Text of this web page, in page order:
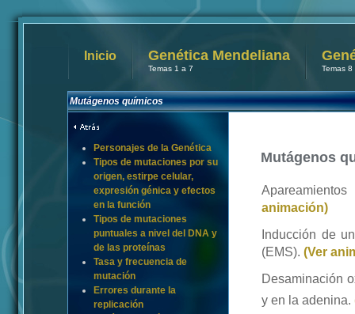
Inicio Genética Mendeliana
Temas 1 a 7 Temas 8
Mutágenos químicos
Personajes de la Genética
Tipos de mutaciones por su
origen, estirpe celular,
expresión génica y efectos
en la función
Tipos de mutaciones
puntuales a nivel del DNA y
de las proteínas
Tasa y frecuencia de
mutación
Errores durante la
replicación
Mutágenos
animación)
Inducción de
(EMS). (Ver
Desaminación
y en la adenina.